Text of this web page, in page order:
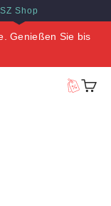
SZ Shop
Genießen Sie bis